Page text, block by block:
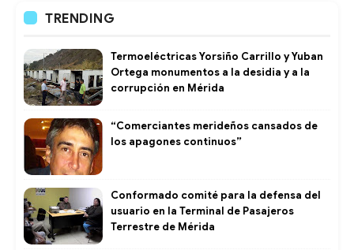
TRENDING
Termoeléctricas Yorsiño Carrillo y Yuban
Ortega monumentos a la desidia y a la
corrupción en Mérida
“Comerciantes merideños cansados de
los apagones continuos”
Conformado comité para la defensa del
usuario en la Terminal de Pasajeros
Terrestre de Mérida